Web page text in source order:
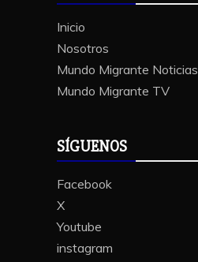
Inicio
Nosotros
Mundo Migrante Noticias
Mundo Migrante TV
SÍGUENOS
Facebook
X
Youtube
instagram